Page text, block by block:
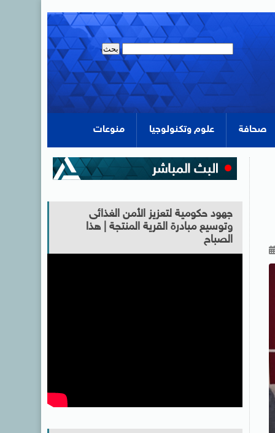
صحافة علوم وتكنولوجيا منوعات
جهود حكومية لتعزيز الأمن الغذائى
وتوسيع مبادرة القرية المنتجة | هذا
الصباح